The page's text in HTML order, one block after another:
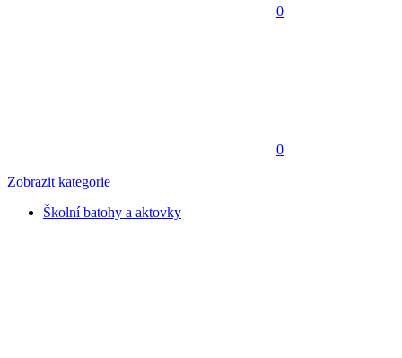
0
0
Zobrazit kategorie
Školní batohy a aktovky